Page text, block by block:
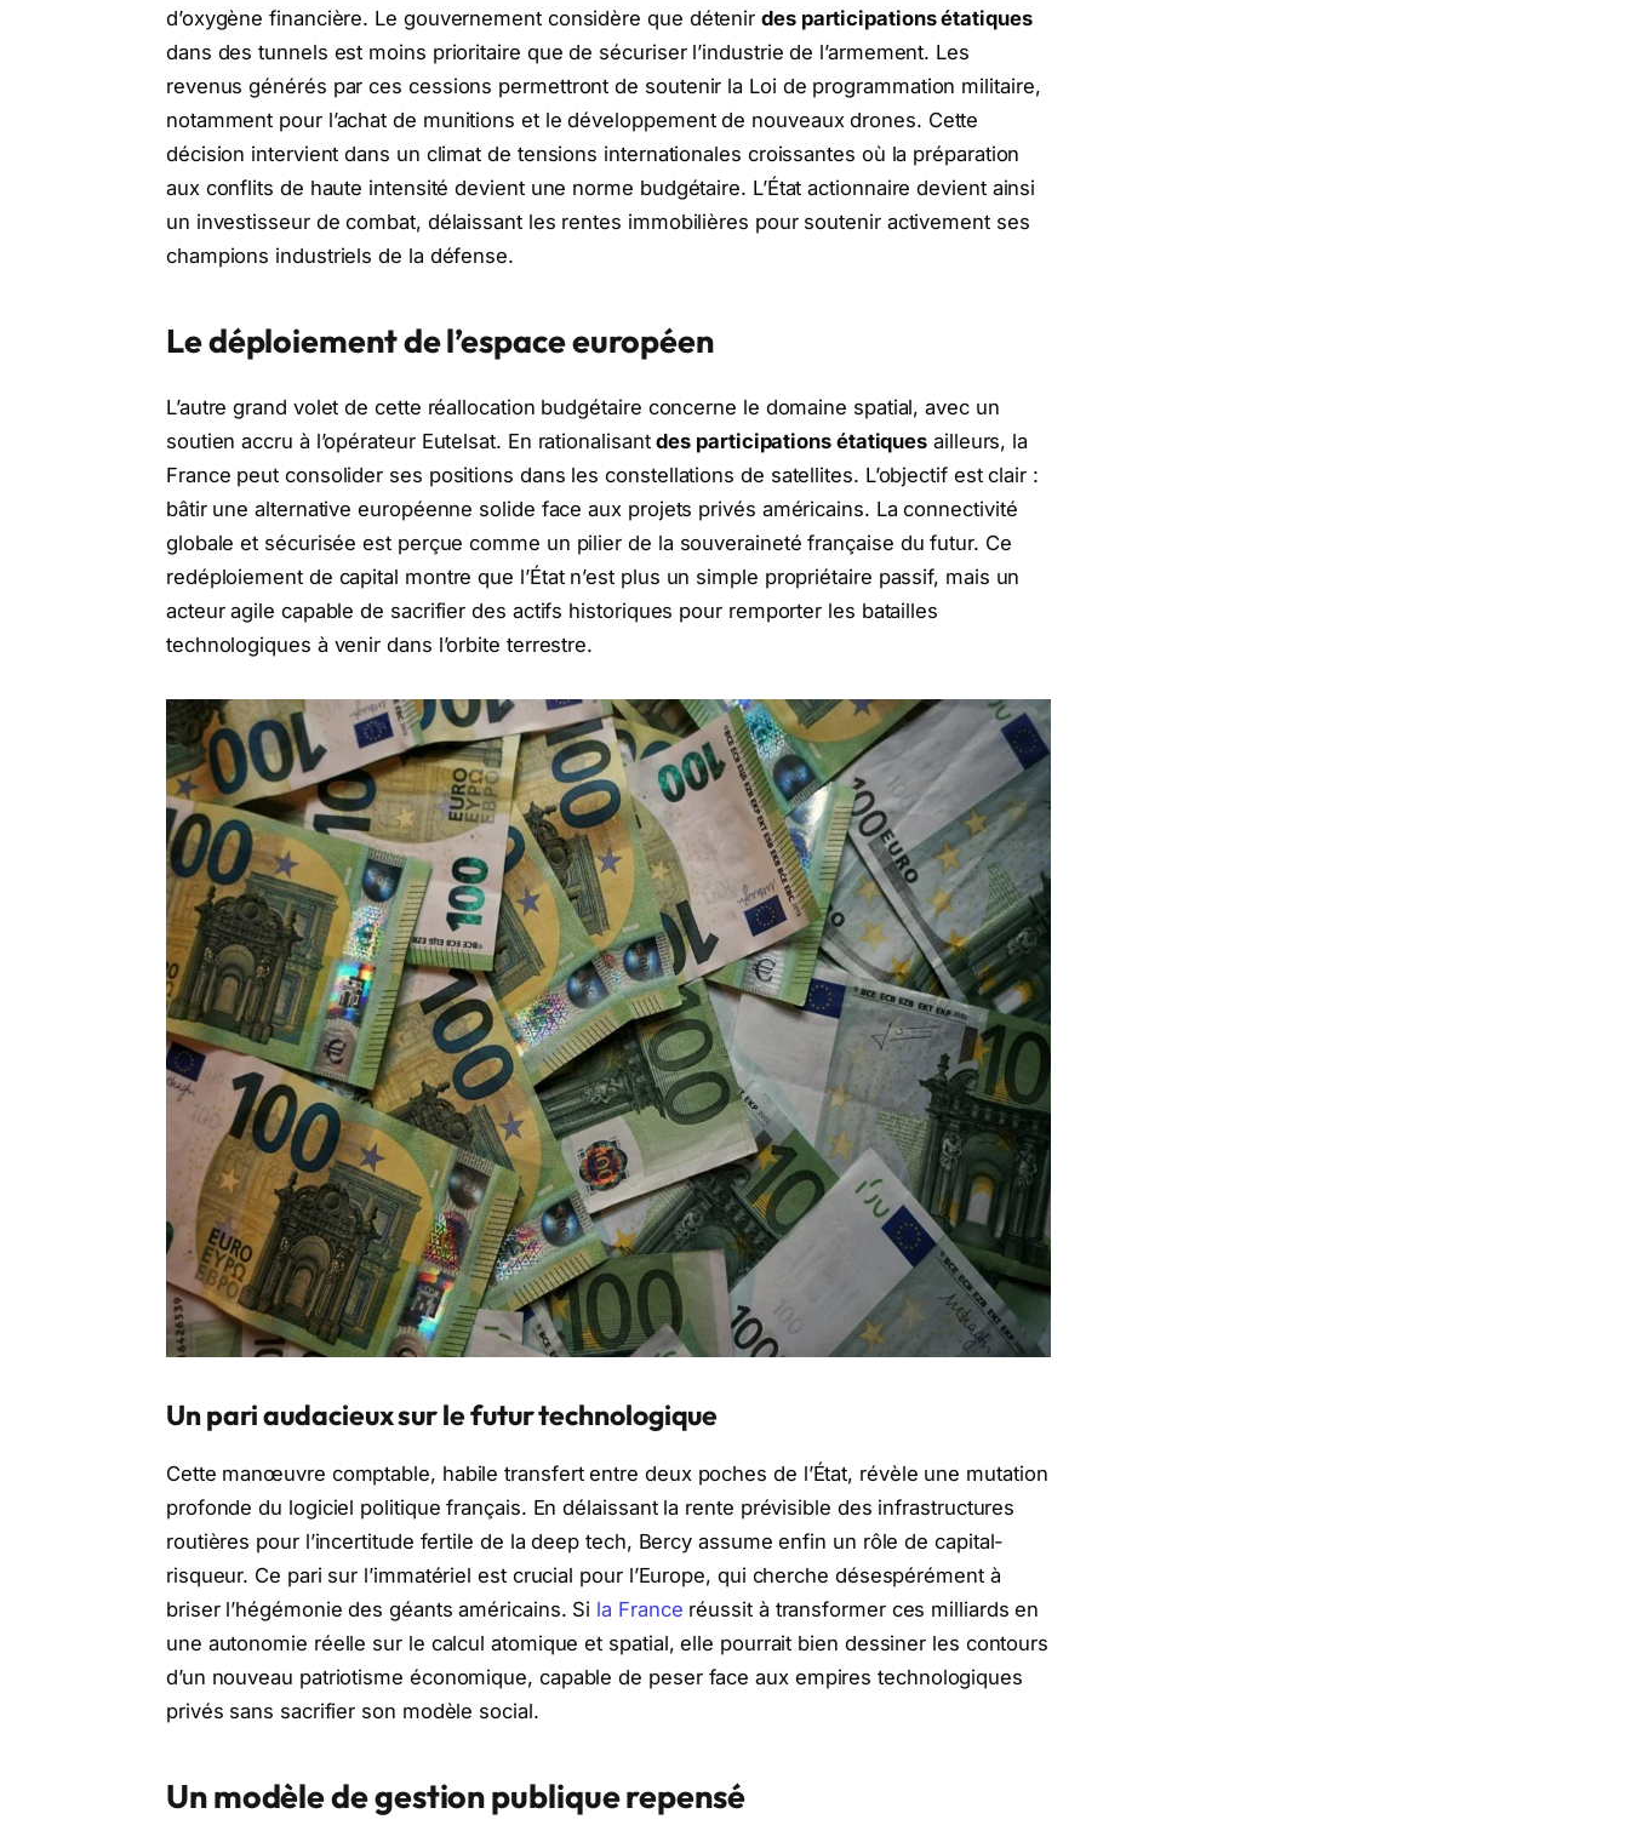
d’oxygène financière. Le gouvernement considère que détenirdes participations étatiques
dans des tunnels est moins prioritaire que de sécuriser l’industrie de l’armement. Les
revenus générés par ces cessions permettront de soutenir la Loi de programmation militaire,
notamment pour l’achat de munitions et le développement de nouveaux drones. Cette
décision intervient dans un climat de tensions internationales croissantes où la préparation
aux conflits de haute intensité devient une norme budgétaire. L’État actionnaire devient ainsi
un investisseur de combat, délaissant les rentes immobilières pour soutenir activement ses
champions industriels de la défense.
Le déploiement de l’espace européen
L’autre grand volet de cette réallocation budgétaire concerne le domaine spatial, avec un
soutien accru à l’opérateur Eutelsat. En rationalisantdes participations étatiques ailleurs, la
France peut consolider ses positions dans les constellations de satellites. L’objectif est clair :
bâtir une alternative européenne solide face aux projets privés américains. La connectivité
globale et sécurisée est perçue comme un pilier de la souveraineté française du futur. Ce
redéploiement de capital montre que l’État n’est plus un simple propriétaire passif, mais un
acteur agile capable de sacrifier des actifs historiques pour remporter les batailles
technologiques à venir dans l’orbite terrestre.
Un pari audacieux sur le futur technologique
Cette manœuvre comptable, habile transfert entre deux poches de l’État, révèle une mutation
profonde du logiciel politique français. En délaissant la rente prévisible des infrastructures
routières pour l’incertitude fertile de la deep tech, Bercy assume enfin un rôle de capital-
risqueur. Ce pari sur l’immatériel est crucial pour l’Europe, qui cherche désespérément à
briser l’hégémonie des géants américains. Si la France réussit à transformer ces milliards en
une autonomie réelle sur le calcul atomique et spatial, elle pourrait bien dessiner les contours
d’un nouveau patriotisme économique, capable de peser face aux empires technologiques
privés sans sacrifier son modèle social.
Un modèle de gestion publique repensé